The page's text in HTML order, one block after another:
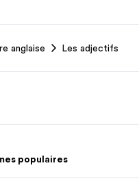
anglaise Les adjectifs
populaires